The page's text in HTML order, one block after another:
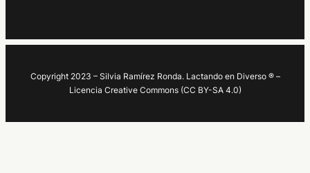
Copyright 2023 – Silvia Ramírez Ronda. Lactando en Diverso ® –
Licencia Creative Commons (CC BY-SA 4.0)